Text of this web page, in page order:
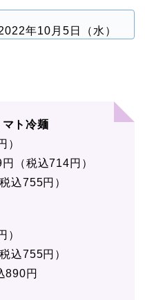
年10月5日（水）
ト冷麺
）
（税込714円）
込755円）
）
込755円）
890円